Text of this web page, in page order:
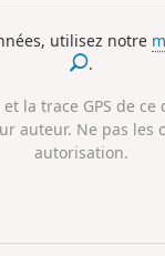
parfois
ruisseaux
plateau.
utilisez notre
.
la trace GPS de
auteur. Ne pas les
autorisation.